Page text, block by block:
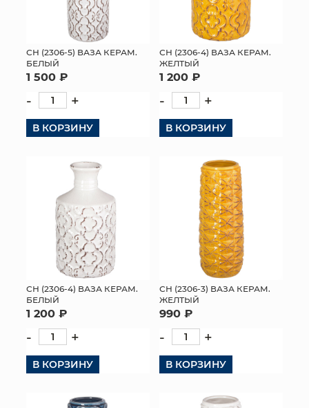
СН (2306-5) ВАЗА КЕРАМ.
БЕЛЫЙ
1 500 ₽
- +
В КОРЗИНУ
СН (2306-4) ВАЗА КЕРАМ.
ЖЕЛТЫЙ
1 200 ₽
- +
В КОРЗИНУ
СН (2306-4) ВАЗА КЕРАМ.
БЕЛЫЙ
1 200 ₽
- +
В КОРЗИНУ
СН (2306-3) ВАЗА КЕРАМ.
ЖЕЛТЫЙ
990 ₽
- +
В КОРЗИНУ